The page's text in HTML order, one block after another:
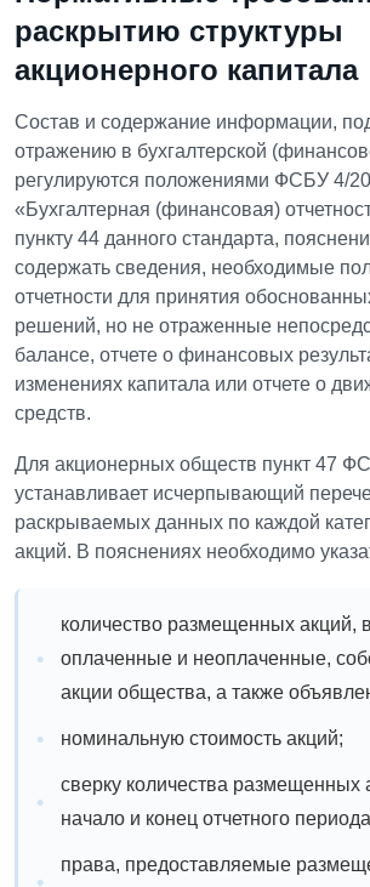
раскрытию структуры
акционерного капитала
Состав и содержание информации,
отражению в бухгалтерской
регулируются положениями ФСБУ 4/
«Бухгалтерная (финансовая)
пункту 44 данного стандарта,
содержать сведения, необходимые
отчетности для принятия
решений, но не отраженные
балансе, отчете о финансовых
изменениях капитала или отчете о
средств.
Для акционерных обществ пункт 47
устанавливает исчерпывающий
раскрываемых данных по каждой
акций. В пояснениях необходимо
количество размещенных акций,
оплаченные и неоплаченные,
акции общества, а также
номинальную стоимость акций;
сверку количества размещенных
начало и конец отчетного
права, предоставляемые